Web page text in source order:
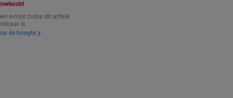
e-mail zodra dit artikel
is.
de hoogte